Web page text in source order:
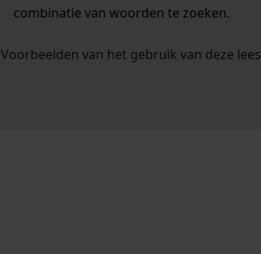
combinatie van woorden te zoeken.
Voorbeelden van het gebruik van deze